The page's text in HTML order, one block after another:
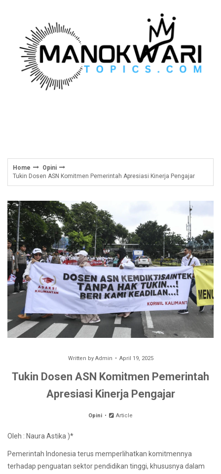
Home
Opini
Tukin Dosen ASN Komitmen Pemerintah Apresiasi Kinerja Pengajar
Written by Admin April 19, 2025
Tukin Dosen ASN Komitmen Pemerintah
Apresiasi Kinerja Pengajar
Opini Article
Oleh : Naura Astika )*
Pemerintah Indonesia terus memperlihatkan komitmennya
terhadap penguatan sektor pendidikan tinggi, khususnya dalam